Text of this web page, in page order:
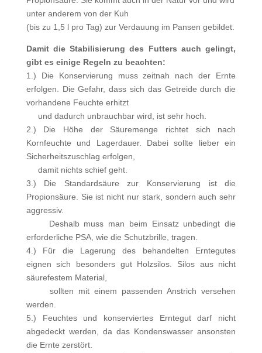
unter anderem von der Kuh
(bis zu 1,5 l pro Tag) zur Verdauung im Pansen gebildet.
Damit die Stabilisierung des Futters auch gelingt,
gibt es einige Regeln zu beachten:
1.) Die Konservierung muss zeitnah nach der Ernte
erfolgen. Die Gefahr, dass sich das Getreide durch die
vorhandene Feuchte erhitzt
und dadurch unbrauchbar wird, ist sehr hoch.
2.) Die Höhe der Säuremenge richtet sich nach
Kornfeuchte und Lagerdauer. Dabei sollte lieber ein
Sicherheitszuschlag erfolgen,
damit nichts schief geht.
3.) Die Standardsäure zur Konservierung ist die
Propionsäure. Sie ist nicht nur stark, sondern auch sehr
aggressiv.
Deshalb muss man beim Einsatz unbedingt die
erforderliche PSA, wie die Schutzbrille, tragen.
4.) Für die Lagerung des behandelten Erntegutes
eignen sich besonders gut Holzsilos. Silos aus nicht
säurefestem Material,
sollten mit einem passenden Anstrich versehen
werden.
5.) Feuchtes und konserviertes Erntegut darf nicht
abgedeckt werden, da das Kondenswasser ansonsten
die Ernte zerstört.